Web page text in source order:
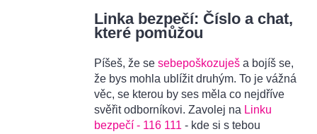
Linka bezpečí: Číslo a chat,
které pomůžou
Píšeš, že se sebepoškozuješ a bojíš se,
že bys mohla ublížit druhým. To je vážná
věc, se kterou by ses měla co nejdříve
svěřit odborníkovi. Zavolej na Linku
bezpečí - 116 111 - kde si s tebou